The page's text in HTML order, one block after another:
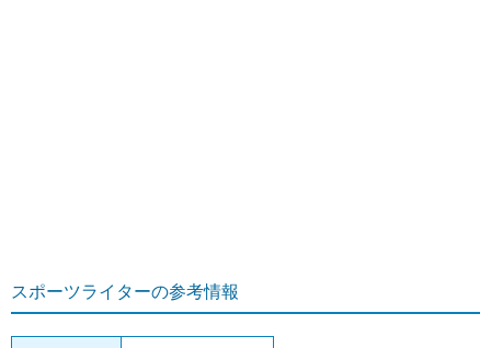
スポーツライターの参考情報